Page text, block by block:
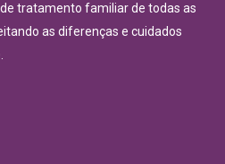
tratamento familiar de todas as
as diferenças e cuidados